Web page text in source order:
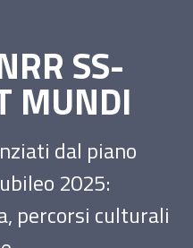
SS-
MUNDI
dal piano
2025:
percorsi culturali